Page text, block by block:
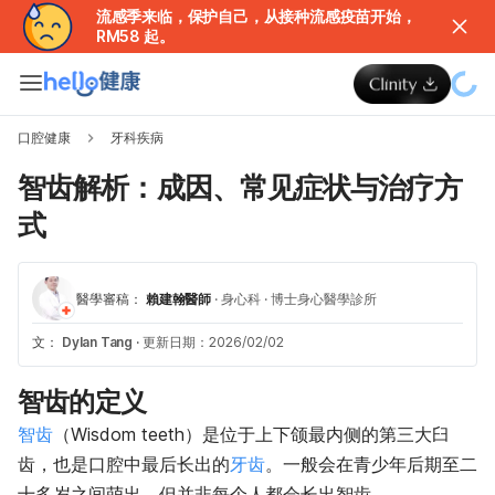
流感季来临，保护自己，从接种流感疫苗开始，
RM58 起。
口腔健康 牙科疾病
智齿解析：成因、常见症状与治疗方
式
醫學審稿： 賴建翰醫師 · 身心科 · 博士身心醫學診所
文： Dylan Tang · 更新日期：2026/02/02
智齿的定义
智齿 （Wisdom teeth）是位于上下颌最内侧的第三大臼
齿，也是口腔中最后长出的牙齿。一般会在青少年后期至二